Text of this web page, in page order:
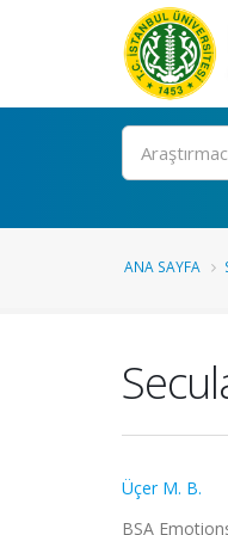
Ara
ANA SAYFA
Üçer M. B.
BSA